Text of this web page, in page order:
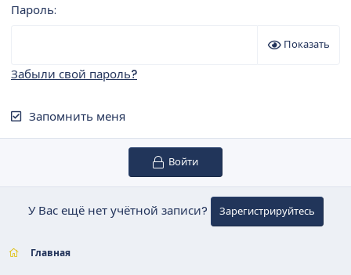
Пароль
Показать
Забыли свой пароль?
Запомнить меня
Войти
У Вас ещё нет учётной записи? Зарегистрируйтесь
Главная